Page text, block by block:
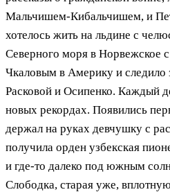
Мальчишем-Кибальчишем, и
хотелось жить на льдине с
Северного моря в Норвежское
Чкаловым в Америку и следило
Расковой и Осипенко. Каждый
новых рекордах. Появились
держал на руках девчушку с
получила орден узбекская
и где-то далеко под южным
Слободка, старая уже,